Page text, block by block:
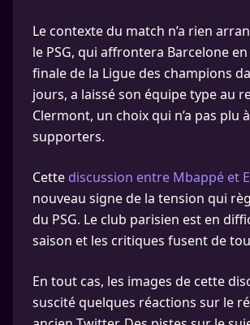
Le contexte du match n’a rien
le PSG, qui affrontera Barcelone
finale de la Ligue des champions
jours, a laissé son équipe type au
Clermont, un choix qui n’a pas plu
supporters.
Cette discussion entre Mbappé et
nouveau signe de la tension qui
du PSG. Le club parisien est en
saison et les critiques fusent de
En tout cas, les images de cette
suscité quelques réactions sur le